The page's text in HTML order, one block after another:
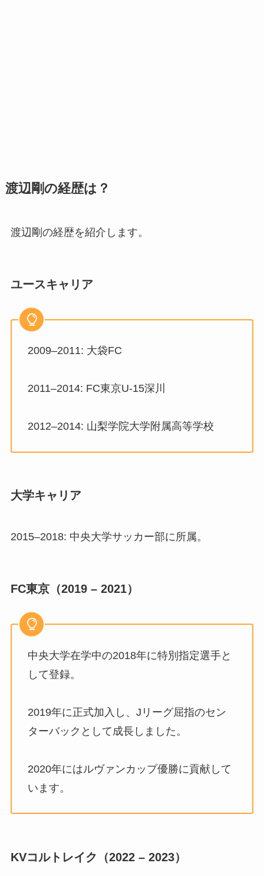
渡辺剛の経歴は？
渡辺剛の経歴を紹介します。
ユースキャリア
2009–2011: 大袋FC
2011–2014: FC東京U-15深川
2012–2014: 山梨学院大学附属高等学校
大学キャリア
2015–2018: 中央大学サッカー部に所属。
FC東京（2019 – 2021）
中央大学在学中の2018年に特別指定選手と
して登録。
2019年に正式加入し、Jリーグ屈指のセン
ターバックとして成長しました。
2020年にはルヴァンカップ優勝に貢献して
います。
KVコルトレイク（2022 – 2023）